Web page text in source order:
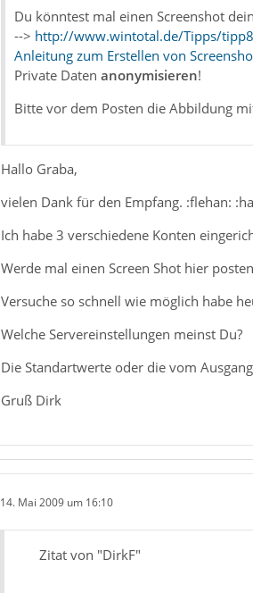
Du könntest mal einen Screenshot
--> http://www.wintotal.de/Tipps/
Anleitung zum Erstellen von
Private Daten anonymisieren!
Bitte vor dem Posten die Abbildung
Hallo Graba,
vielen Dank für den Empfang. :flehan:
Ich habe 3 verschiedene Konten
Werde mal einen Screen Shot hier
Versuche so schnell wie möglich habe
Welche Servereinstellungen meinst Du?
Die Standartwerte oder die vom
Gruß Dirk
14. Mai 2009 um 16:10
Zitat von "DirkF"